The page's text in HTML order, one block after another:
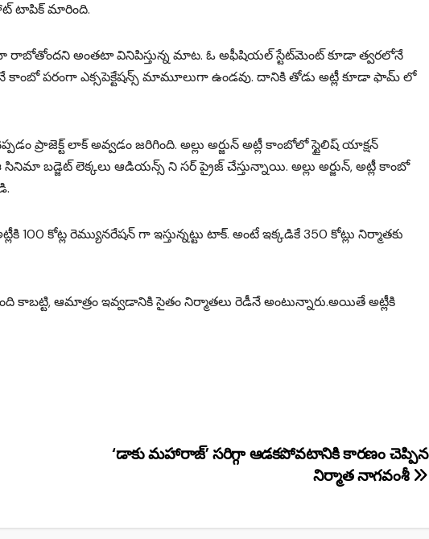
టాపిక్ మారింది.
సినిమా రాబోతోంద‌ని అంతటా వినిపిస్తున్న మాట‌. ఓ అఫీషియ‌ల్ స్టేట్‌మెంట్ కూడా త్వ‌ర‌లోనే
కాంబో ప‌రంగా ఎక్సపెక్టేషన్స్ మామూలుగా ఉండవు. దానికి తోడు అట్లీ కూడా ఫామ్ లో
ప్రాజెక్ట్ లాక్ అవ్వడం జరిగింది. అల్లు అర్జున్ అట్లీ కాంబోలో స్టైలిష్ యాక్షన్
బడ్జెట్ లెక్కలు ఆడియన్స్ ని సర్ ప్రైజ్ చేస్తున్నాయి. అల్లు అర్జున్, అట్లీ కాంబో
100 కోట్ల రెమ్యునరేషన్ గా ఇస్తున్నట్టు టాక్. అంటే ఇక్కడికే 350 కోట్లు నిర్మాతకు
కాబ‌ట్టి, ఆమాత్రం ఇవ్వ‌డానికి సైతం నిర్మాత‌లు రెడీనే అంటున్నారు.అయితే అట్లీకి
‘డాకు మహారాజ్’ సరిగ్గా ఆడకపోవటానికి కారణం చెప్పిన
నిర్మాత నాగవంశీ